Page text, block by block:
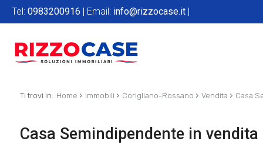
Tel: 0983200916 | Email: info@rizzocase.it |
Ti trovi in: Home › Immobili › Corigliano-Rossano › Vendita › Casa
Casa Semindipendente in